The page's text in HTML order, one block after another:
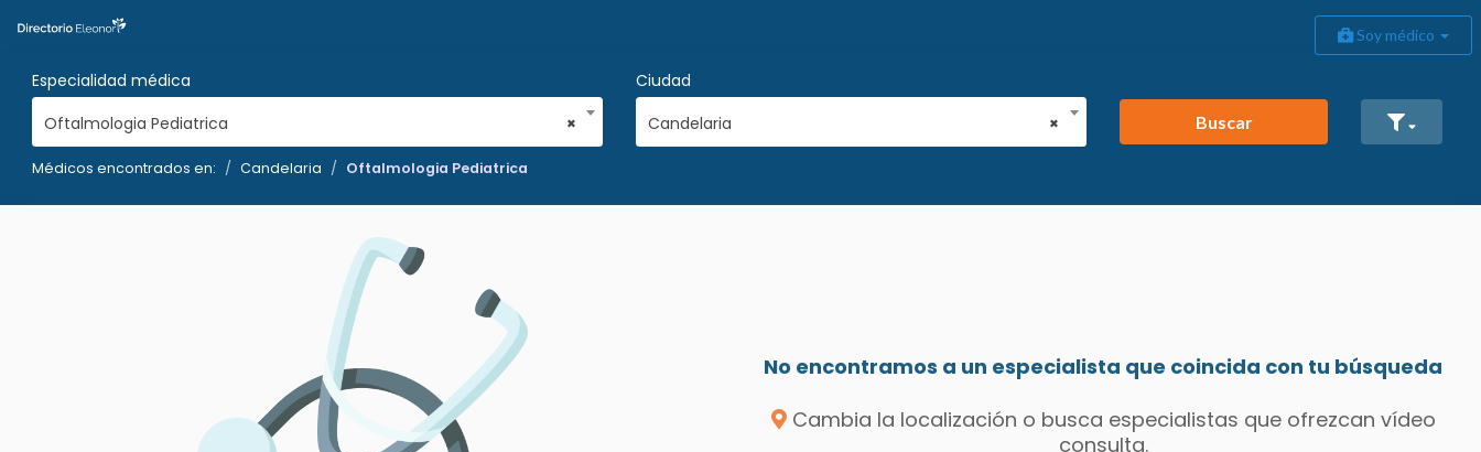
Soy médico
Especialidad médica
×
Oftalmologia Pediatrica
Ciudad
×
Candelaria Buscar
Médicos encontrados en: Candelaria Oftalmologia Pediatrica
No encontramos a un especialista que coincida con tu búsqueda
Cambia la localización o busca especialistas que ofrezcan vídeo
consulta.